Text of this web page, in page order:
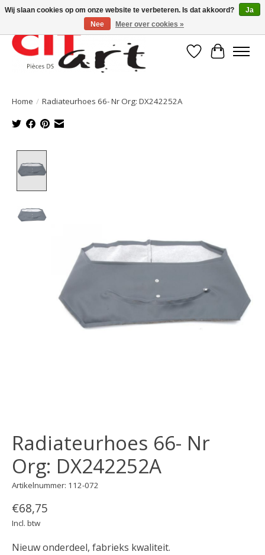
Verlanglijst
Home / Radiateurhoes 66- Nr Org: DX242252A
Radiateurhoes 66- Nr
Org: DX242252A
Artikelnummer: 112-072
€68,75
Incl. btw
Nieuw onderdeel, fabrieks kwaliteit.
Wij slaan cookies op om onze website te verbeteren. Is dat akkoord?
Ja
Nee
Meer over cookies »